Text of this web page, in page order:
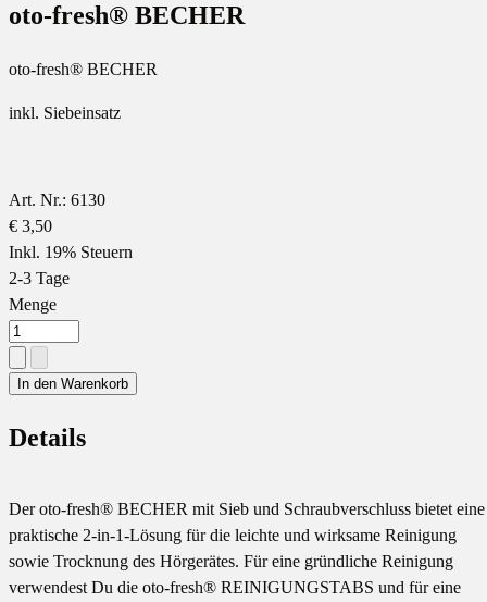
oto-fresh® BECHER
oto-fresh® BECHER
inkl. Siebeinsatz
Art. Nr.: 6130
€ 3,50
Inkl. 19% Steuern
2-3 Tage
Menge
In den Warenkorb
Details
Der oto-fresh® BECHER mit Sieb und Schraubverschluss bietet eine
praktische 2-in-1-Lösung für die leichte und wirksame Reinigung
sowie Trocknung des Hörgerätes. Für eine gründliche Reinigung
verwendest Du die oto-fresh® REINIGUNGSTABS und für eine